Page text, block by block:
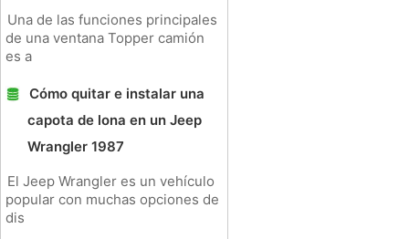
Una de las funciones principales
de una ventana Topper camión
es a
Cómo quitar e instalar una
capota de lona en un Jeep
Wrangler 1987
El Jeep Wrangler es un vehículo
popular con muchas opciones de
dis